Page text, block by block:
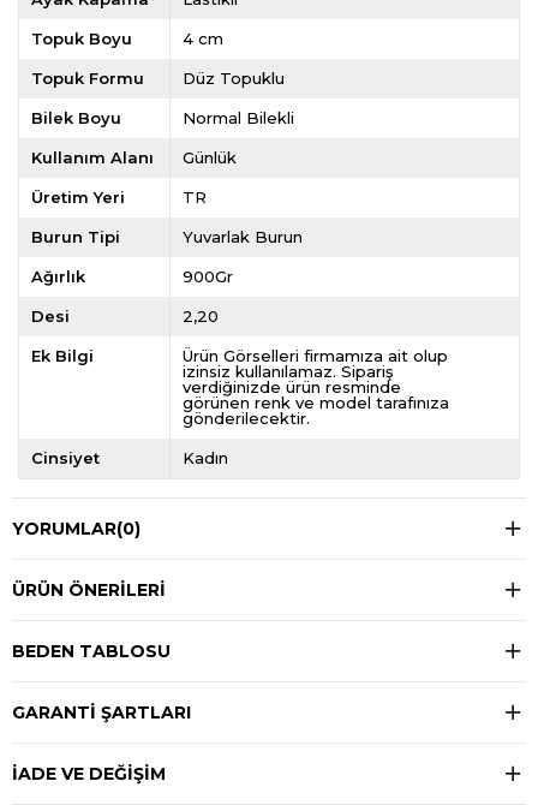
Topuk Boyu 4 cm
Topuk Formu Düz Topuklu
Bilek Boyu Normal Bilekli
Kullanım Alanı Günlük
Üretim Yeri TR
Burun Tipi Yuvarlak Burun
Ağırlık 900Gr
Desi 2,20
Ek Bilgi
Ürün Görselleri firmamıza ait olup
izinsiz kullanılamaz. Sipariş
verdiğinizde ürün resminde
görünen renk ve model tarafınıza
gönderilecektir.
Cinsiyet Kadın
YORUMLAR(0)
ÜRÜN ÖNERILERI
BEDEN TABLOSU
GARANTİ ŞARTLARI
İADE VE DEĞİŞİM